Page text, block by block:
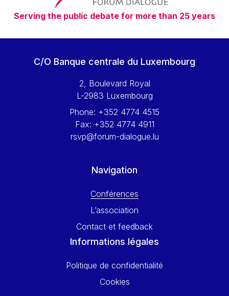
Vítor Manuel da Silva Caldeira
Viviane Reding
Walter Hagg
Wolfgang Ketterle
Yossi Beillin
Yves FRANCHET
Serving the public debate for more than 25 years
C/O Banque centrale du Luxembourg
2, Boulevard Royal
L-2983 Luxembourg
Phone: +352 4774 4515
Fax: +352 4774 4911
rsvp@forum-dialogue.lu
Navigation
Conférences
L’association
Contact et feedback
Informations légales
Politique de confidentialité
Cookies